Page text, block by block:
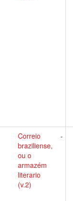
Correio
braziliense,
ou o
armazém
literario
(v.2)
-